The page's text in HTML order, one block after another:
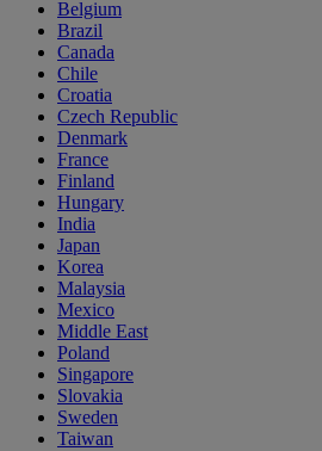
Belgium
Brazil
Canada
Chile
Croatia
Czech Republic
Denmark
France
Finland
Hungary
India
Japan
Korea
Malaysia
Mexico
Middle East
Poland
Singapore
Slovakia
Sweden
Taiwan